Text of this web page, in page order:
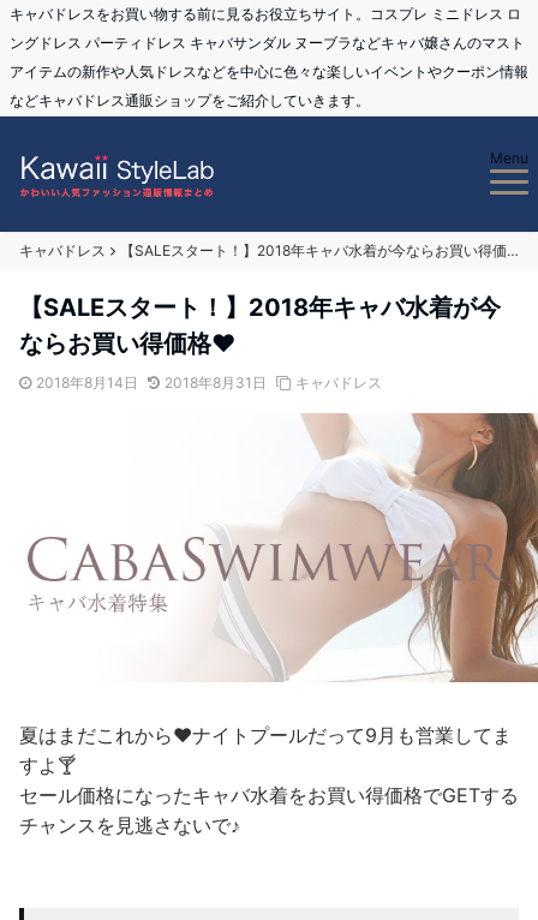
キャバドレスをお買い物する前に見るお役立ちサイト。コスプレ ミニドレス ロ
ングドレス パーティドレス キャバサンダル ヌーブラなどキャバ嬢さんのマスト
アイテムの新作や人気ドレスなどを中心に色々な楽しいイベントやクーポン情報
などキャバドレス通販ショップをご紹介していきます。
Menu
キャバドレス 【SALEスタート！】2018年キャバ水着が今ならお買い得価格❤
【SALEスタート！】2018年キャバ水着が今
ならお買い得価格❤
2018年8月14日 2018年8月31日 キャバドレス
夏はまだこれから❤ナイトプールだって9月も営業してま
すよ🍸
セール価格になったキャバ水着をお買い得価格でGETする
チャンスを見逃さないで♪